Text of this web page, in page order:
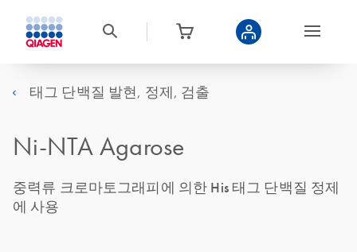
태그 단백질 발현, 정제, 검출
Ni-NTA Agarose
중력류 크로마토그래피에 의한 His 태그 단백질 정제
에 사용